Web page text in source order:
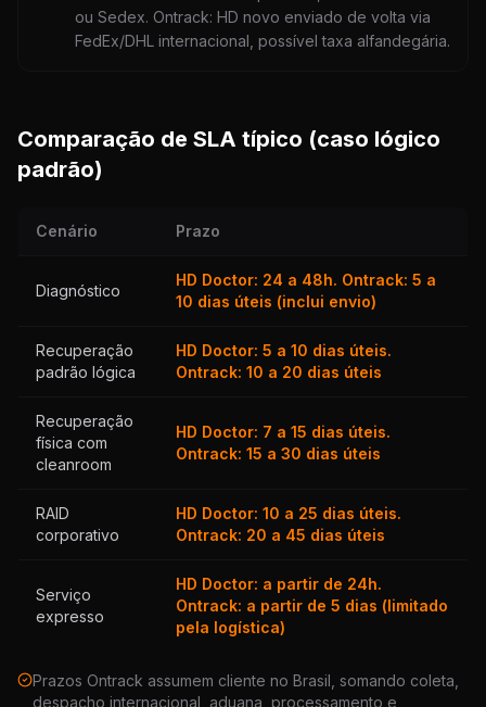
ou Sedex. Ontrack: HD novo enviado de volta via
FedEx/DHL internacional, possível taxa alfandegária.
Comparação de SLA típico (caso lógico
padrão)
Cenário Prazo
Diagnóstico
HD Doctor: 24 a 48h. Ontrack: 5 a
10 dias úteis (inclui envio)
Recuperação
padrão lógica
HD Doctor: 5 a 10 dias úteis.
Ontrack: 10 a 20 dias úteis
Recuperação
física com
cleanroom
HD Doctor: 7 a 15 dias úteis.
Ontrack: 15 a 30 dias úteis
RAID
corporativo
HD Doctor: 10 a 25 dias úteis.
Ontrack: 20 a 45 dias úteis
Serviço
expresso
HD Doctor: a partir de 24h.
Ontrack: a partir de 5 dias (limitado
pela logística)
Prazos Ontrack assumem cliente no Brasil, somando coleta,
despacho internacional, aduana, processamento e